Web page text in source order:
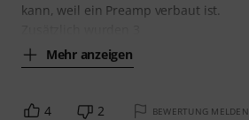
kann, weil ein Preamp verbaut ist.
Mehr anzeigen
4 2 BEWERTUNG MELDEN